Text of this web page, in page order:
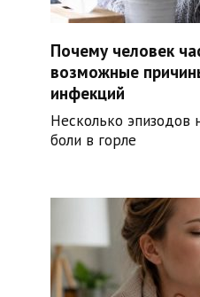
Почему человек
возможные
инфекций
Несколько эпизодов
боли в горле